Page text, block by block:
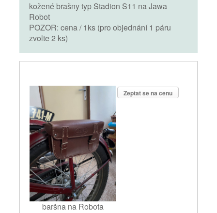
kožené brašny typ Stadion S11 na Jawa
Robot
POZOR: cena / 1ks (pro objednání 1 páru
zvolte 2 ks)
baršna na Robota
Zeptat se na cenu